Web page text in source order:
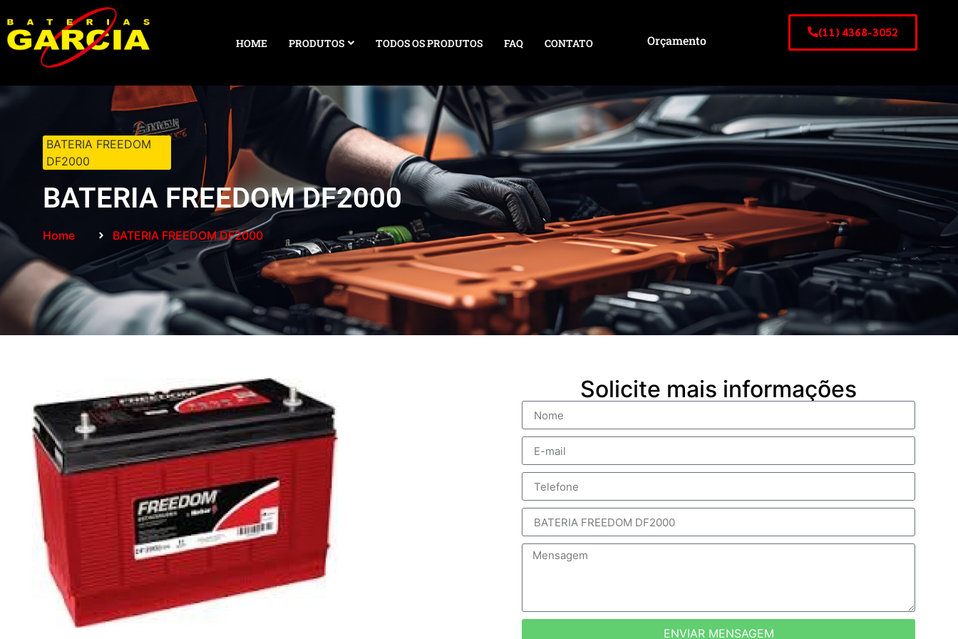
HOME PRODUTOS TODOS OS PRODUTOS FAQ CONTATO Orçamento
(11) 4368-3052
BATERIA FREEDOM
DF2000
BATERIA FREEDOM DF2000
Home BATERIA FREEDOM DF2000
Solicite mais informações
ENVIAR MENSAGEM